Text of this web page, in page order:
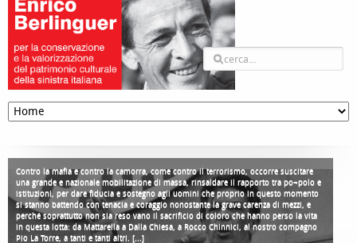
Contro la mafia e contro la camorra, come contro il terrorismo, occorre suscitare
una grande e nazionale mobilitazione di massa, rinsaldare il rapporto tra po¬polo e
istituzioni, per dare fiducia e sostegno agli uomini che proprio in questo momento
si stanno battendo con tenacia e coraggio nonostante la grave carenza di mezzi, e
perché soprattutto non sia reso vano il sacrificio di coloro che hanno perso la vita
in questa lotta: da Mattarella a Dalla Chiesa, a Rocco Chinnici, al nostro compagno
Pio La Torre, a tanti e tanti altri. [...]